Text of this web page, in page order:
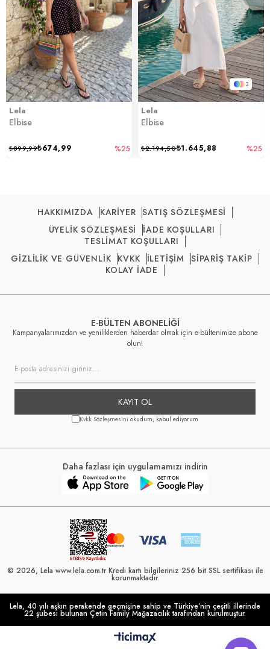
Lela
Elbise
₺674,99
₺899,99 %25
3
Lela
Elbise
₺1.645,88
₺2.194,50 %25
HAKKIMIZDA KARİYER SATIŞ SÖZLEŞMESİ
ÜYELİK SÖZLEŞMESİ
İADE KOŞULLARI
TESLİMAT KOŞULLARI
GİZLİLİK VE GÜVENLİK KVKK İLETİŞİM
SİPARİŞ TAKİP
KOLAY İADE
E-BÜLTEN ABONELİĞİ
Kampanyalarımızdan ve yeniliklerden haberdar olmak için e-bültenimize abone
olun!
KAYIT OL
Kvkk Sözleşmesini okudum, kabul ediyorum
Daha fazlası için uygulamamızı indirin
© 2026, Lela www.lela.com.tr Kredi kartı bilgileriniz 256 bit SSL sertifikası ile
korunmaktadır.
Lela, 40 yılı aşkın perakende geçmişine sahip ve Türkiye’nin çeşitli illerinde
22 şubesi bulunan Çetin Family Mağazacılık tarafından kurulmuştur.